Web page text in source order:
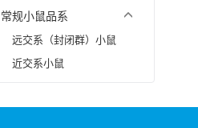
常规小鼠品系
远交系（封闭群）小鼠
近交系小鼠